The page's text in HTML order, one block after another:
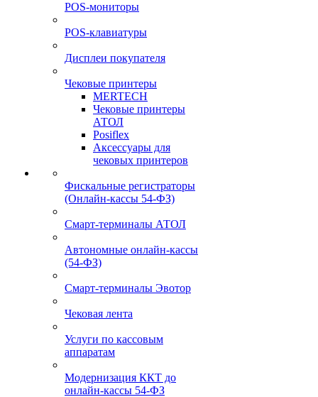
POS-мониторы
POS-клавиатуры
Дисплеи покупателя
Чековые принтеры
MERTECH
Чековые принтеры
АТОЛ
Posiflex
Аксессуары для
чековых принтеров
Фискальные регистраторы
(Онлайн-кассы 54-ФЗ)
Смарт-терминалы АТОЛ
Автономные онлайн-кассы
(54-ФЗ)
Смарт-терминалы Эвотор
Чековая лента
Услуги по кассовым
аппаратам
Модернизация ККТ до
онлайн-кассы 54-ФЗ